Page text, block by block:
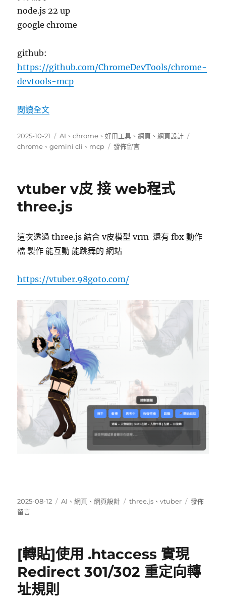
node.js 22 up
google chrome
github:
https://github.com/ChromeDevTools/chrome-
devtools-mcp
閱讀全文〈gemini cli 使用 Chrome Dev Tools (MCP)
發
佈
2025-10-21
分
類
AI 、chrome 、好用工具 、網頁 、網頁設計
chrome 、gemini cli 、 mcp
在
用
(MCP)
控
制
覽
發佈留言
vtuber v皮 接 web程式
three.js
這次透過 three.js 結合 v皮模型 vrm 還有 fbx 動作
檔 製作 能互動 能跳舞的 網站
https://vtuber.98goto.com/
發
佈
2025-08-12
分
AI 、網頁 、網頁設計
標
three.js 、vtuber
在
程
式
發佈
留言
[轉貼]使用 .htaccess 實現
Redirect 301/302 重定向轉
址規則